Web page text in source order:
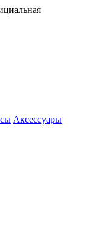
Аксессуары